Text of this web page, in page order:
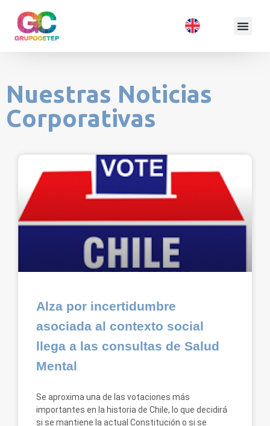
Nuestras Noticias
Corporativas
Alza por incertidumbre
asociada al contexto social
llega a las consultas de Salud
Mental
Se aproxima una de las votaciones más
importantes en la historia de Chile, lo que decidirá
si se mantiene la actual Constitución o si se